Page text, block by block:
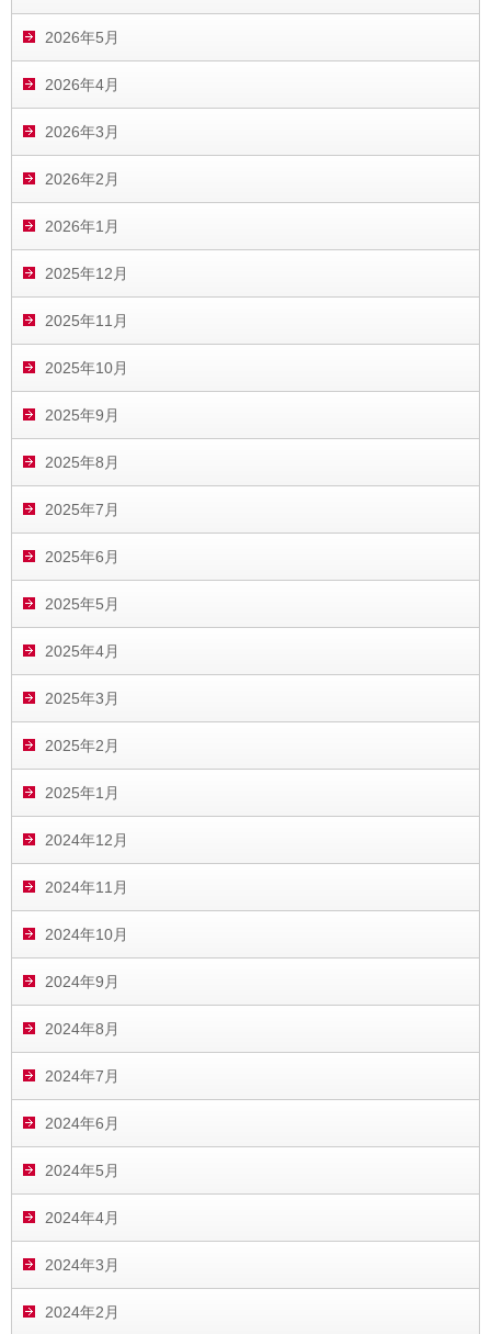
2026年5月
2026年4月
2026年3月
2026年2月
2026年1月
2025年12月
2025年11月
2025年10月
2025年9月
2025年8月
2025年7月
2025年6月
2025年5月
2025年4月
2025年3月
2025年2月
2025年1月
2024年12月
2024年11月
2024年10月
2024年9月
2024年8月
2024年7月
2024年6月
2024年5月
2024年4月
2024年3月
2024年2月